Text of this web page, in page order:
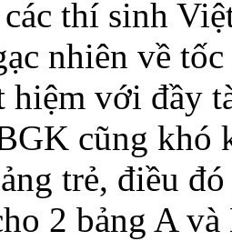
thí sinh
nhiên về
hiệm với đầy
cũng khó
trẻ, điều
2 bảng A